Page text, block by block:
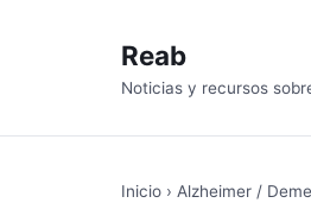
Reab
Noticias y recursos
Inicio › Alzheimer /